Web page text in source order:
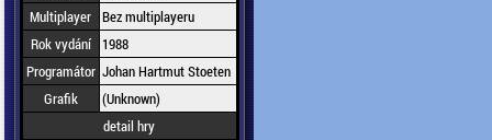
Multiplayer Bez multiplayeru
Rok vydání
1988
Programátor Johan Hartmut Stoeten
Grafik
(Unknown)
detail hry